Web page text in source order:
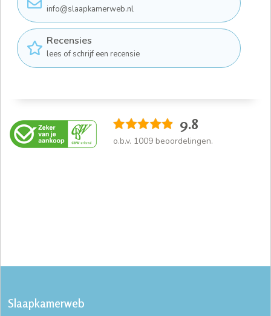
info@slaapkamerweb.nl
Recensies
lees of schrijf een recensie
9.8
o.b.v. 1009 beoordelingen.
Slaapkamerweb